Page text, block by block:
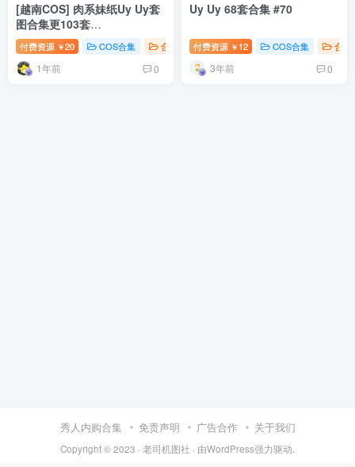
[越南COS] 肉系妹纸Uy Uy套
图合集更103套
[5101P+400V]
付费资源 ￥20 COS合集 合集打包
1年前 0
Uy Uy 68套合集 #70
付费资源 ￥ 12 COS合集 合集
3年前 0
秀人内购合集 免责声明 广告合作 关于我们
Copyright © 2023 · 老司机图社 · 由WordPress强力驱动.